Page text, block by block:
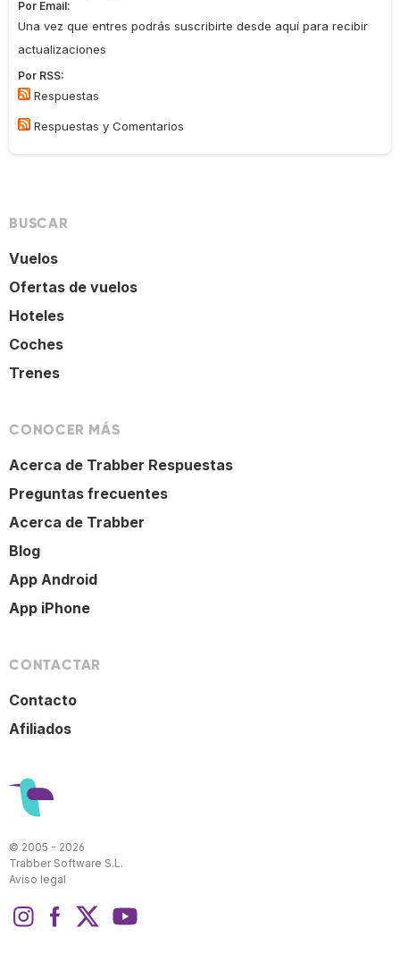
Por Email:
Una vez que entres podrás suscribirte desde aquí para recibir
actualizaciones
Por RSS:
Respuestas
Respuestas y Comentarios
BUSCAR
Vuelos
Ofertas de vuelos
Hoteles
Coches
Trenes
CONOCER MÁS
Acerca de Trabber Respuestas
Preguntas frecuentes
Acerca de Trabber
Blog
App Android
App iPhone
CONTACTAR
Contacto
Afiliados
© 2005 - 2026
Trabber Software S.L.
Aviso legal